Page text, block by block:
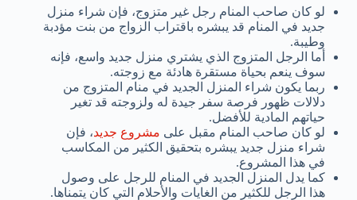
لو كان صاحب المنام رجل غير متزوج، فإن شراء منزل
جديد في المنام قد يبشره باقتراب الزواج من بنت مؤدبة
وطيبة.
أما الرجل المتزوج الذي يشتري منزل جديد واسع، فإنه
سوف ينعم بحياة مستقرة هادئة مع زوجته.
ربما يكون شراء المنزل الجديد في منام المتزوج من
دلالات ظهور فرصة سفر جيدة له ولزوجته قد تغير
حياتهم المادية للأفضل.
لو كان صاحب المنام مقبل على مشروع جديد، فإن
شراء منزل جديد يبشره بتحقيق الكثير من المكاسب
في هذا المشروع.
كما يدل المنزل الجديد في المنام للرجل على وصول
هذا الرجل للكثير من الغايات والأحلام التي كان يتمناها.